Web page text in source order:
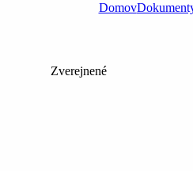
Domov
Zverejnené